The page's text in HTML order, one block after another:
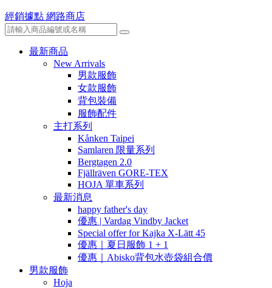
經銷據點 網路商店
最新商品
New Arrivals
男款服飾
女款服飾
背包裝備
服飾配件
主打系列
Kånken Taipei
Samlaren 限量系列
Bergtagen 2.0
Fjällräven GORE-TEX
HOJA 單車系列
最新消息
happy father's day
優惠 | Vardag Vindby Jacket
Special offer for Kajka X-Lätt 45
優惠｜夏日服飾 1 + 1
優惠｜Abisko背包水壺袋組合價
男款服飾
Hoja